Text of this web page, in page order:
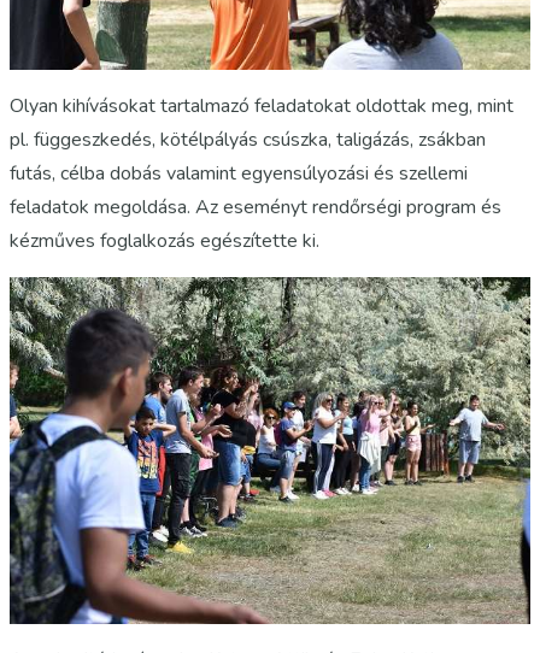
Olyan kihívásokat tartalmazó feladatokat oldottak meg, mint
pl. függeszkedés, kötélpályás csúszka, taligázás, zsákban
futás, célba dobás valamint egyensúlyozási és szellemi
feladatok megoldása. Az eseményt rendőrségi program és
kézműves foglalkozás egészítette ki.